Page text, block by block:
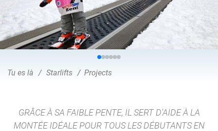
Tu es là Starlifts Projects
GRÂCE À SA FAIBLE PENTE, IL SERT D'AIDE À LA
MONTÉE IDÉALE POUR TOUS LES DÉBUTANTS EN